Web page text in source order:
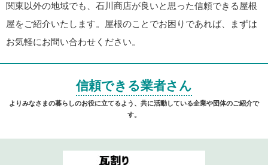
関東以外の地域でも、石川商店が良いと思った信頼できる屋根
屋をご紹介いたします。屋根のことでお困りであれば、まずは
お気軽にお問い合わせください。
信頼できる業者さん
よりみなさまの暮らしのお役に立てるよう、共に活動している企業や団体のご紹介で
す。